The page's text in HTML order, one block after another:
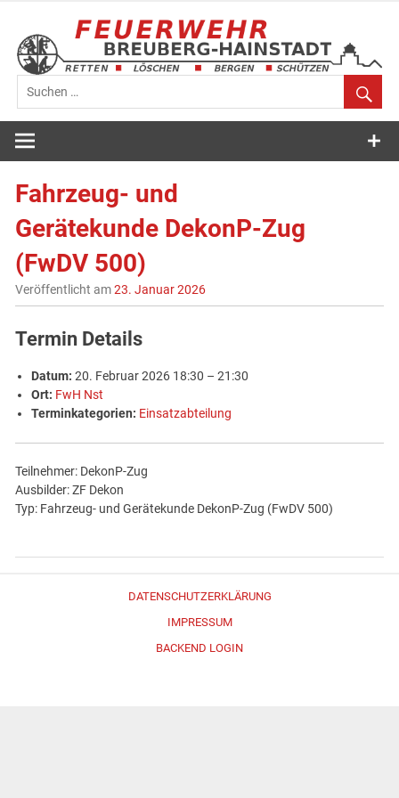
springen
Feuerwehr
Breuberg-
Fahrzeug- und
Gerätekunde DekonP-Zug
(FwDV 500)
Veröffentlicht am23. Januar 2026
Termin Details
Datum: 20. Februar 2026 18:30 –21:30
Ort: FwH Nst
Terminkategorien: Einsatzabteilung
Teilnehmer: DekonP-Zug
Ausbilder: ZF Dekon
Typ: Fahrzeug- und Gerätekunde DekonP-Zug (FwDV 500)
DATENSCHUTZERKLÄRUNG
IMPRESSUM
BACKEND LOGIN